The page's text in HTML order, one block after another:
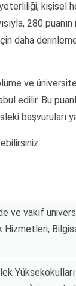
yeterliliği, kişisel
280
daha
ve
edilir. Bu
başvuruları
ve vakıf